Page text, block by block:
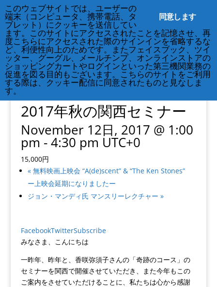
212-677-8621 info@crsny.org
« All Events
This event has passed.
2017年秋の関西セミナー
November 12日, 2017 @ 1:00
pm -4:30 pm UTC+0
15,000円
«無料映画上映会 “A(de)scent” & “The Ken Stones”
ー上映会延期になりましたー
ジョン・マンディ氏 マンスリーレクチャー »
FacebookTwitterSubscribe
みなさま、こんにちは
一昨年、昨年と、香咲弥須子さんの「奇跡のコース」の
セミナーを関西で開催させていただき、また今年もこの
ご案内をさせていただけることに、私たちは心から感謝
同意します
このウェブサイトでは、ユーザーの
端末（コンピュータ、携帯電話、タ
ブレット）にクッキーを送信してい
ます。このサイトにアクセスされたことを記憶させ、再
度こちらにアクセスされた際のサインインを省略するな
ど、利便性向上のためです。またフェイスブック、ツイ
ッター、グーグル、メールチンプ、オンラインストアの
ショッピングカートやログインといった第三機関業務の
促進を図る目的もございます。こちらのサイトをご利用
する際は、クッキー配信に同意されたものと見なしま
す。